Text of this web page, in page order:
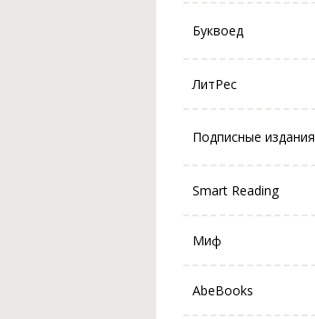
Буквоед
ЛитРес
Подписные издания
Smart Reading
Миф
AbeBooks